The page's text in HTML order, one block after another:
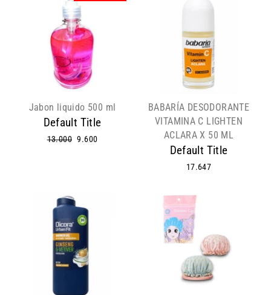
Jabon liquido 500 ml
Default Title
Precio
13.000 Precio
9.600
BABARÍA DESODORANTE
VITAMINA C LIGHTEN
ACLARA X 50 ML
Default Title
17.647